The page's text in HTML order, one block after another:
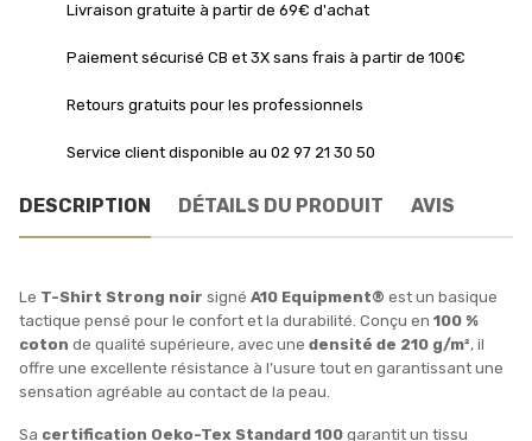
Livraison gratuite à partir de 69€ d'achat
Paiement sécurisé CB et 3X sans frais à partir de 100€
Retours gratuits pour les professionnels
Service client disponible au 02 97 21 30 50
DESCRIPTION DÉTAILS DU PRODUIT AVIS
Le T-Shirt Strong noir signé A10 Equipment® est un basique
tactique pensé pour le confort et la durabilité. Conçu en 100 %
coton de qualité supérieure, avec une densité de 210 g/m², il
offre une excellente résistance à l’usure tout en garantissant une
sensation agréable au contact de la peau.
Sa certification Oeko-Tex Standard 100 garantit un tissu